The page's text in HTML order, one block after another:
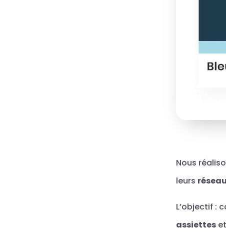
Nous
leurs
L’objectif :
assiettes